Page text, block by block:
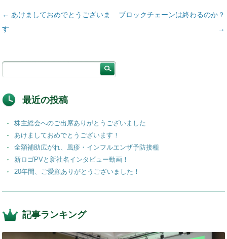
投稿ナビゲーション
← あけましておめでとうございま
す
ブロックチェーンは終わるのか？
→
最近の投稿
株主総会へのご出席ありがとうございました
あけましておめでとうございます！
全額補助広がれ、風疹・インフルエンザ予防接種
新ロゴPVと新社名インタビュー動画！
20年間、ご愛顧ありがとうございました！
記事ランキング